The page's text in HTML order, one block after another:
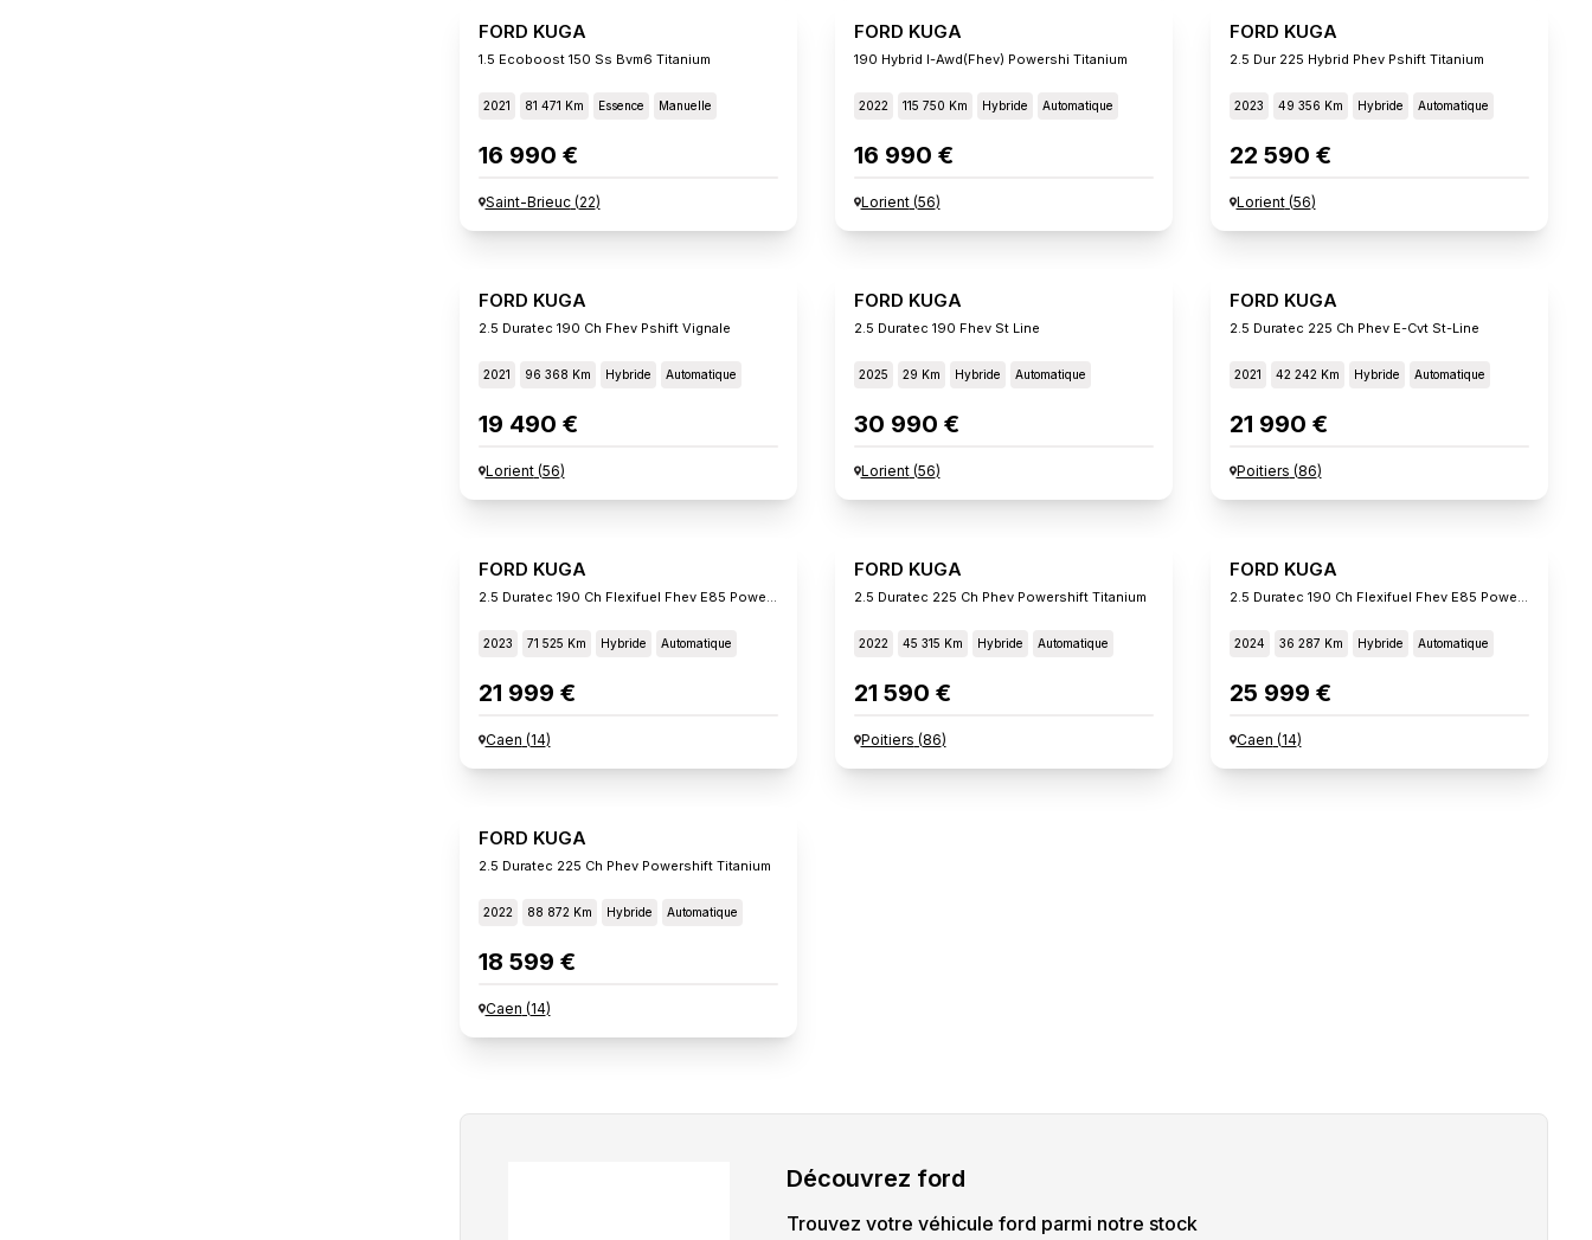
FORD KUGA
1.5 Ecoboost 150 Ss Bvm6 Titanium
2021 81 471 Km Essence Manuelle
16 990 €
Saint-Brieuc(22)
FORD KUGA
190 Hybrid I-Awd(fhev) Powershi Titanium
2022 115 750 Km Hybride Automatique
16 990 €
Lorient(56)
FORD KUGA
2.5 Dur 225 Hybrid Phev Pshift Titanium
2023 49 356 Km Hybride Automatique
22 590 €
Lorient(56)
FORD KUGA
2.5 Duratec 190 Ch Fhev Pshift Vignale
2021 96 368 Km Hybride Automatique
19 490 €
Lorient(56)
FORD KUGA
2.5 Duratec 190 Fhev St Line
2025 29 Km Hybride Automatique
30 990 €
Lorient(56)
FORD KUGA
2.5 Duratec 225 Ch Phev E-Cvt St-Line
2021 42 242 Km Hybride Automatique
21 990 €
Poitiers (86)
FORD KUGA
2023 71 525 Km Hybride Automatique
21 999 €
Caen (14)
FORD KUGA
2.5 Duratec 225 Ch Phev Powershift Titanium
2022 45 315 Km Hybride Automatique
21 590 €
Poitiers (86)
FORD KUGA
2024 36 287 Km Hybride Automatique
25 999 €
Caen (14)
FORD KUGA
2.5 Duratec 225 Ch Phev Powershift Titanium
2022 88 872 Km Hybride Automatique
18 599 €
Caen (14)
Découvrez ford
Trouvez votre véhicule ford parmi notre stock